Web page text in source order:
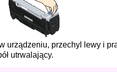
urządzeniu, przechyl lewy i
utrwalający.